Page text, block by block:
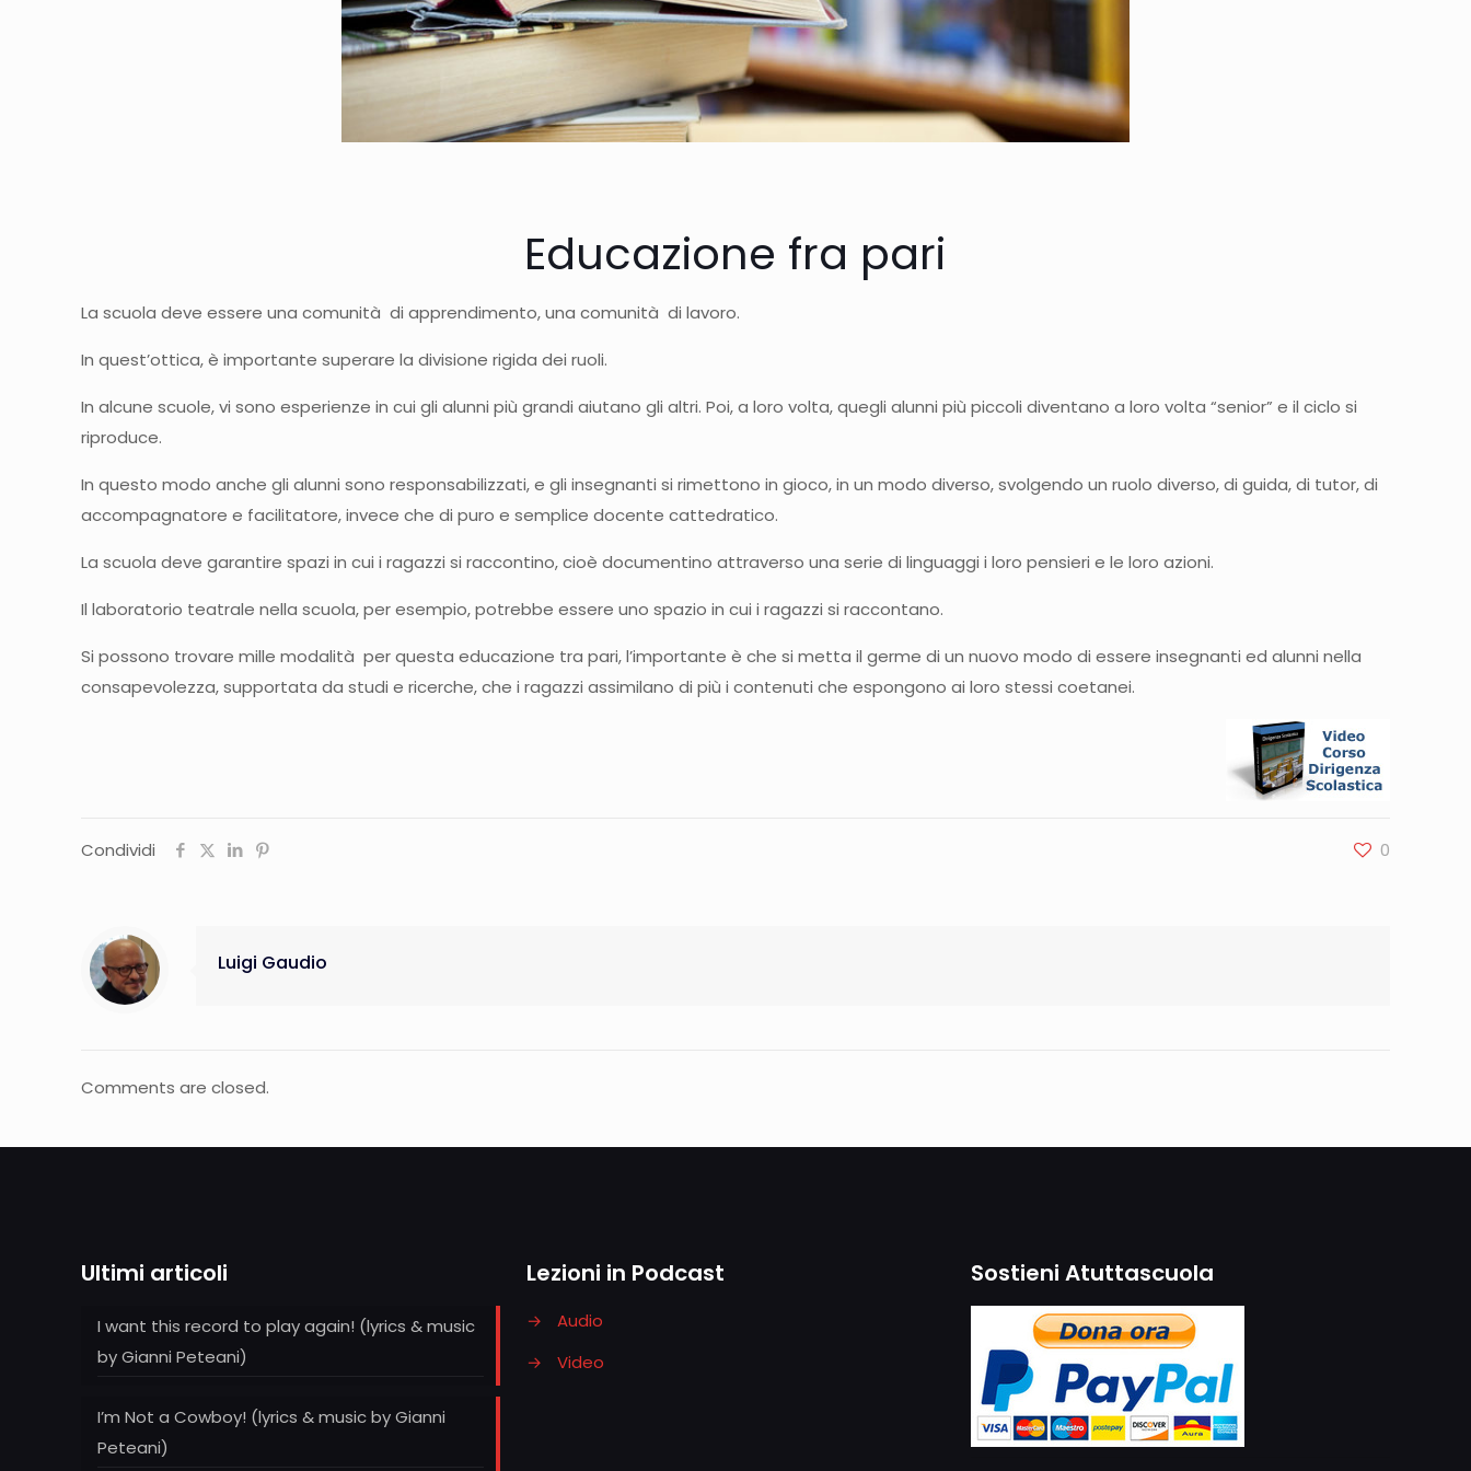
Educazione fra pari
La scuola deve essere una comunità di apprendimento, una comunità di lavoro.
In quest’ottica, è importante superare la divisione rigida dei ruoli.
In alcune scuole, vi sono esperienze in cui gli alunni più grandi aiutano gli altri. Poi, a loro volta, quegli alunni più piccoli diventano a loro volta “senior” e il ciclo si
riproduce.
In questo modo anche gli alunni sono responsabilizzati, e gli insegnanti si rimettono in gioco, in un modo diverso, svolgendo un ruolo diverso, di guida, di tutor, di
accompagnatore e facilitatore, invece che di puro e semplice docente cattedratico.
La scuola deve garantire spazi in cui i ragazzi si raccontino, cioè documentino attraverso una serie di linguaggi i loro pensieri e le loro azioni.
Il laboratorio teatrale nella scuola, per esempio, potrebbe essere uno spazio in cui i ragazzi si raccontano.
Si possono trovare mille modalità per questa educazione tra pari, l’importante è che si metta il germe di un nuovo modo di essere insegnanti ed alunni nella
consapevolezza, supportata da studi e ricerche, che i ragazzi assimilano di più i contenuti che espongono ai loro stessi coetanei.
Condividi 0
Luigi Gaudio
Comments are closed.
Ultimi articoli
I want this record to play again! (lyrics & music
by Gianni Peteani)
I’m Not a Cowboy! (lyrics & music by Gianni
Peteani)
Lezioni in Podcast
→
Audio
→
Video
Sostieni Atuttascuola